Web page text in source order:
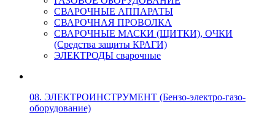
СВАРОЧНЫЕ АППАРАТЫ
СВАРОЧНАЯ ПРОВОЛКА
СВАРОЧНЫЕ МАСКИ (ЩИТКИ), ОЧКИ
(Средства защиты КРАГИ)
ЭЛЕКТРОДЫ сварочные
08. ЭЛЕКТРОИНСТРУМЕНТ (Бензо-электро-газо-
оборудование)